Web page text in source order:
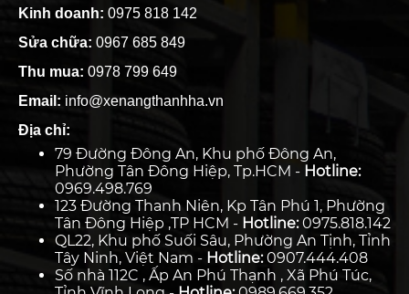
Kinh doanh: 0975 818 142
Sửa chữa: 0967 685 849
Thu mua: 0978 799 649
Email: info@xenangthanhha.vn
Địa chỉ:
79 Đường Đông An, Khu phố Đông An,
Phường Tân Đông Hiệp, Tp.HCM - Hotline:
0969.498.769
123 Đường Thanh Niên, Kp Tân Phú 1, Phường
Tân Đông Hiệp ,TP HCM - Hotline:0975.818.142
QL22, Khu phố Suối Sâu, Phường An Tịnh, Tỉnh
Tây Ninh, Việt Nam - Hotline:0907.444.408
Số nhà 112C , Ấp An Phú Thạnh , Xã Phú Túc,